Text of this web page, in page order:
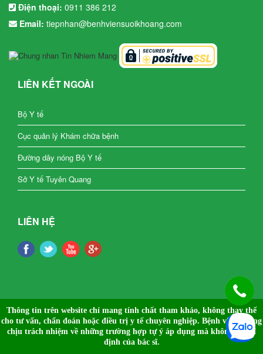
Điện thoại: 0911 386 212
Email: tiepnhan@benhviensuoikhoang.com
LIÊN KẾT NGOÀI
Bộ Y tế
Cục quản lý Khám chữa bệnh
Đường dây nóng Bộ Y tế
Sở Y tế Tuyên Quang
LIÊN HỆ
Thông tin trên website chỉ mang tính chất tham khảo, không thay thế
cho tư vấn, chẩn đoán hoặc điều trị y tế chuyên nghiệp. Bệnh viện không
chịu trách nhiệm về những trường hợp tự ý áp dụng mà không có chỉ
định của bác sĩ.